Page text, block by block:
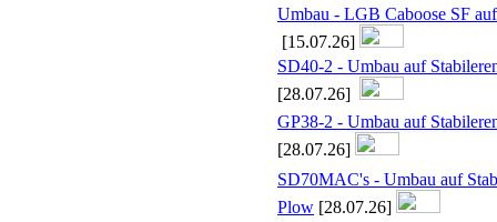
Umbau - LGB Caboose SF
[15.07.26]
SD40-2 - Umbau auf
[28.07.26]
GP38-2 - Umbau auf
[28.07.26]
SD70MAC's - Umbau auf
Plow [28.07.26]